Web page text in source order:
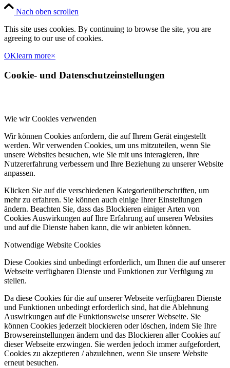
Nach oben scrollen
This site uses cookies. By continuing to browse the site, you are
agreeing to our use of cookies.
OKlearn more×
Cookie- und Datenschutzeinstellungen
Wie wir Cookies verwenden
Wir können Cookies anfordern, die auf Ihrem Gerät eingestellt
werden. Wir verwenden Cookies, um uns mitzuteilen, wenn Sie
unsere Websites besuchen, wie Sie mit uns interagieren, Ihre
Nutzererfahrung verbessern und Ihre Beziehung zu unserer Website
anpassen.
Klicken Sie auf die verschiedenen Kategorienüberschriften, um
mehr zu erfahren. Sie können auch einige Ihrer Einstellungen
ändern. Beachten Sie, dass das Blockieren einiger Arten von
Cookies Auswirkungen auf Ihre Erfahrung auf unseren Websites
und auf die Dienste haben kann, die wir anbieten können.
Notwendige Website Cookies
Diese Cookies sind unbedingt erforderlich, um Ihnen die auf unserer
Webseite verfügbaren Dienste und Funktionen zur Verfügung zu
stellen.
Da diese Cookies für die auf unserer Webseite verfügbaren Dienste
und Funktionen unbedingt erforderlich sind, hat die Ablehnung
Auswirkungen auf die Funktionsweise unserer Webseite. Sie
können Cookies jederzeit blockieren oder löschen, indem Sie Ihre
Browsereinstellungen ändern und das Blockieren aller Cookies auf
dieser Webseite erzwingen. Sie werden jedoch immer aufgefordert,
Cookies zu akzeptieren / abzulehnen, wenn Sie unsere Website
erneut besuchen.